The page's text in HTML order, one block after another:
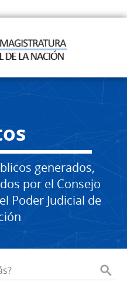
generados,
por el Consejo
Poder Judicial de